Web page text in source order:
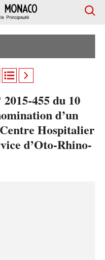
455 du 10
d’un
Hospitalier
d’Oto-Rhino-